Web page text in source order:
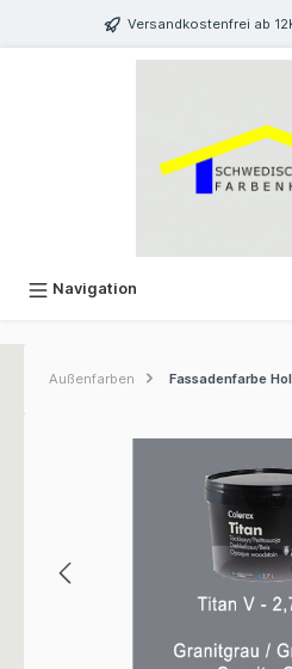
springen Versandkostenfrei ab
Navigation
Außenfarben Fassadenfarbe